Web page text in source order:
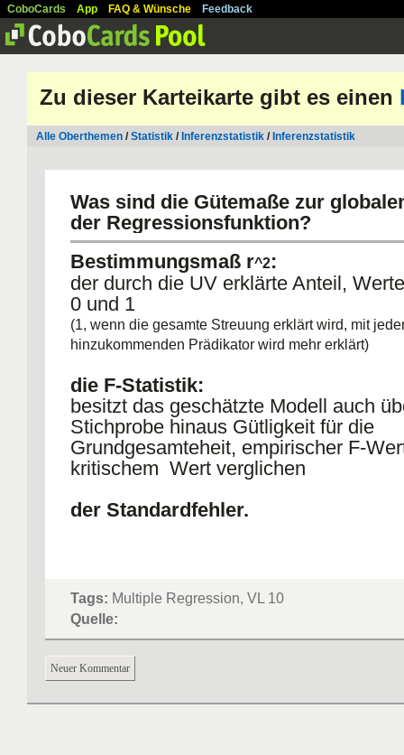
CoboCards App FAQ & Wünsche Feedback
Zu dieser Karteikarte gibt es einen
Alle Oberthemen /Statistik / Inferenzstatistik / Inferenzstatistik
Was sind die Gütemaße zur
der Regressionsfunktion?
Bestimmungsmaß r^2:
der durch die UV erklärte Anteil,
0 und 1
(1, wenn die gesamte Streuung erklärt wird, mit
hinzukommenden Prädikator wird mehr erklärt)
die F-Statistik:
besitzt das geschätzte Modell auch
Stichprobe hinaus Gütligkeit für die
Grundgesamteheit, empirischer F-
kritischem Wert verglichen
der Standardfehler.
Tags: Multiple Regression, VL 10
Quelle:
Neuer Kommentar